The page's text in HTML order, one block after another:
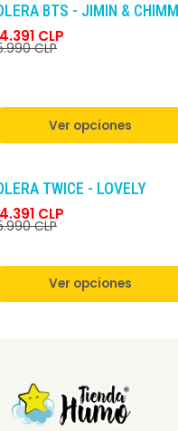
BTS - JIMIN &
CLP
CLP
Ver opciones
TWICE - LOVELY
CLP
CLP
Ver opciones